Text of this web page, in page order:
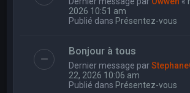
2026 10:51 am
Publié dans Présentez-vous
Bonjour à tous
Dernier message par
22, 2026 10:06 am
Publié dans Présentez-vous